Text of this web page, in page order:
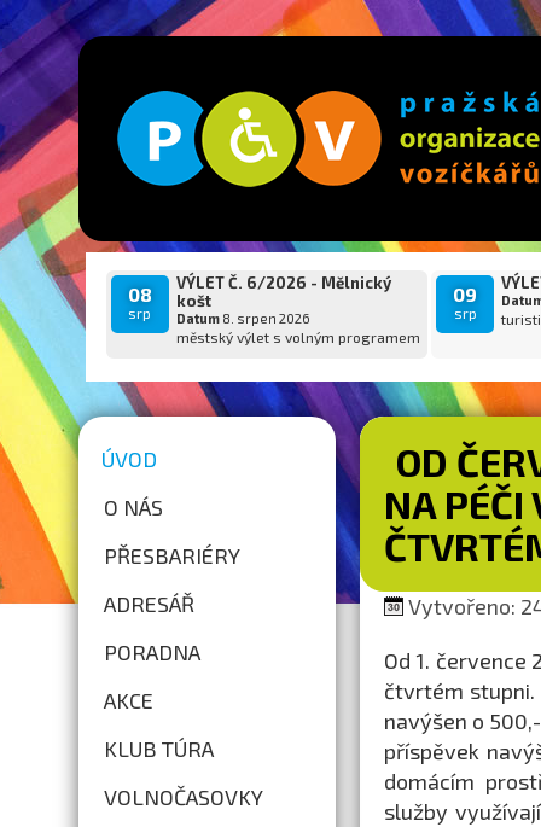
08
srp
VÝLET Č. 6/2026 - Mělnický
košt
Datum8. srpen 2026
městský výlet s volným programem
09
srp
ÚVOD
O NÁS
PŘESBARIÉRY
ADRESÁŘ
PORADNA
AKCE
KLUB TÚRA
VOLNOČASOVKY
OD
NA PÉČI
Vytvořeno:
Od 1.
čtvrtém stupni.
navýšen o
příspěvek
domácím
služby